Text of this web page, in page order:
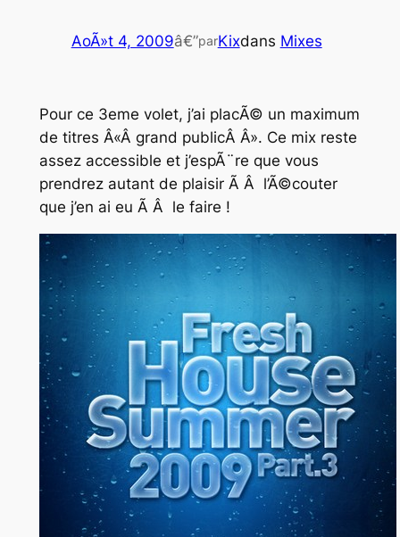
AoÃ»t 4, 2009â€”parKixdans Mixes
Pour ce 3eme volet, j’ai placÃ© un maximum
de titres Â«Â grand publicÂ Â». Ce mix reste
assez accessible et j’espÃ¨re que vous
prendrez autant de plaisir Ã Â l’Ã©couter
que j’en ai eu Ã Â le faire !